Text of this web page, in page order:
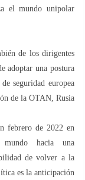
el mundo unipolar
de los dirigentes
adoptar una postura
seguridad europea
de la OTAN, Rusia
febrero de 2022 en
mundo hacia una
de volver a la
es la anticipación